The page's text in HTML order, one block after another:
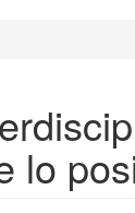
lo